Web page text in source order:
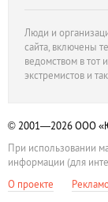
Люди и
сайта, включены
ведомством в тот
экстремистов и
© 2001—2026ООО
При использовании
информации (для
О проекте